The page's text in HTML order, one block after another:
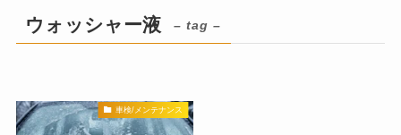
ウォッシャー液 – tag –
車検/メンテナンス